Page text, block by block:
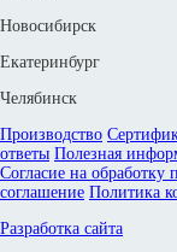
Новосибирск
Екатеринбург
Челябинск
Производство
ответы Полезная
Согласие на обработку
соглашение Политика
Разработка сайта